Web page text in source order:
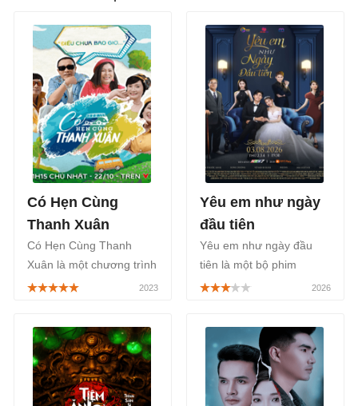
Có Hẹn Cùng
Thanh Xuân
Có Hẹn Cùng Thanh
Xuân là một chương trình
truyền hình thực tế Việt
sự tham gia của nhà báo
Lại Văn Sâm, NSND
Hồng Vân, nghệ sĩ Hồng
Đào, nghệ sĩ Thanh
Yêu em như ngày
đầu tiên
Yêu em như ngày đầu
tiên là một bộ phim
truyền hình Việt Nam
chuyện tình yêu vượt qua
hiểu lầm và toan tính,
phát sóng lúc 19h30 thứ
Hai, Ba, Tư hằng tuần